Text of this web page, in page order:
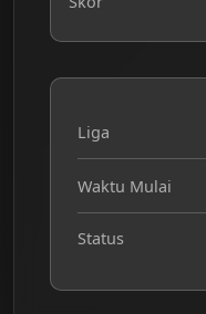
Liga
Waktu Mulai
Status